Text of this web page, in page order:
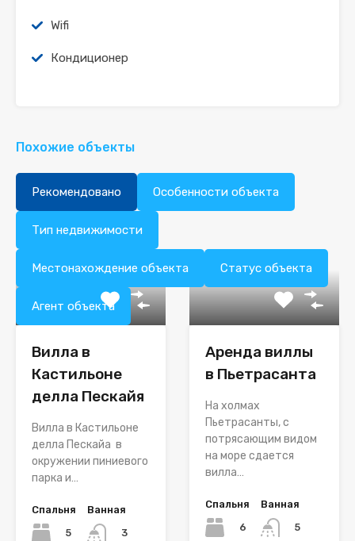
Wifi
Кондиционер
Похожие объекты
Рекомендовано Особенности объекта
Тип недвижимости
Местонахождение объекта Статус объекта
Агент объекта
Вилла в
Кастильоне
делла Пескайя
Вилла в Кастильоне
делла Пескайа в
окружении пиниевого
парка и…
Спальня
5
Ванная
3
Аренда виллы
в Пьетрасанта
На холмах
Пьетрасанты, с
потрясающим видом
на море сдается
вилла…
Спальня
6
Ванная
5